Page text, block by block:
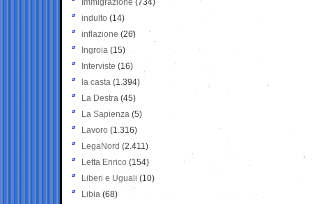
Immigrazione (734)
indulto (14)
inflazione (26)
Ingroia (15)
Interviste (16)
la casta (1.394)
La Destra (45)
La Sapienza (5)
Lavoro (1.316)
LegaNord (2.411)
Letta Enrico (154)
Liberi e Uguali (10)
Libia (68)